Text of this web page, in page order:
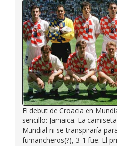
El debut de Croacia en
sencillo: Jamaica. La
Mundial ni se transpiraría
fumancheros(?), 3-1 fue. El